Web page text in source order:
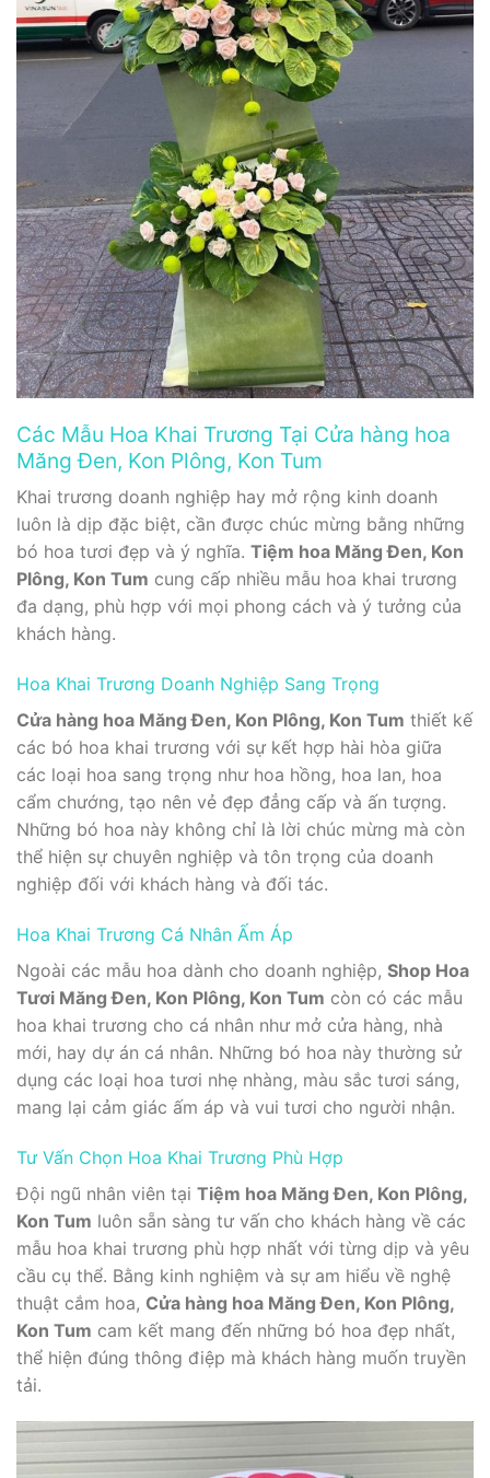
Các Mẫu Hoa Khai Trương Tại Cửa hàng hoa
Măng Đen, Kon Plông, Kon Tum
Khai trương doanh nghiệp hay mở rộng kinh doanh
luôn là dịp đặc biệt, cần được chúc mừng bằng những
bó hoa tươi đẹp và ý nghĩa. Tiệm hoa Măng Đen, Kon
Plông, Kon Tum cung cấp nhiều mẫu hoa khai trương
đa dạng, phù hợp với mọi phong cách và ý tưởng của
khách hàng.
Hoa Khai Trương Doanh Nghiệp Sang Trọng
Cửa hàng hoa Măng Đen, Kon Plông, Kon Tum thiết kế
các bó hoa khai trương với sự kết hợp hài hòa giữa
các loại hoa sang trọng như hoa hồng, hoa lan, hoa
cẩm chướng, tạo nên vẻ đẹp đẳng cấp và ấn tượng.
Những bó hoa này không chỉ là lời chúc mừng mà còn
thể hiện sự chuyên nghiệp và tôn trọng của doanh
nghiệp đối với khách hàng và đối tác.
Hoa Khai Trương Cá Nhân Ấm Áp
Ngoài các mẫu hoa dành cho doanh nghiệp, Shop Hoa
Tươi Măng Đen, Kon Plông, Kon Tum còn có các mẫu
hoa khai trương cho cá nhân như mở cửa hàng, nhà
mới, hay dự án cá nhân. Những bó hoa này thường sử
dụng các loại hoa tươi nhẹ nhàng, màu sắc tươi sáng,
mang lại cảm giác ấm áp và vui tươi cho người nhận.
Tư Vấn Chọn Hoa Khai Trương Phù Hợp
Đội ngũ nhân viên tại Tiệm hoa Măng Đen, Kon Plông,
Kon Tum luôn sẵn sàng tư vấn cho khách hàng về các
mẫu hoa khai trương phù hợp nhất với từng dịp và yêu
cầu cụ thể. Bằng kinh nghiệm và sự am hiểu về nghệ
thuật cắm hoa, Cửa hàng hoa Măng Đen, Kon Plông,
Kon Tum cam kết mang đến những bó hoa đẹp nhất,
thể hiện đúng thông điệp mà khách hàng muốn truyền
tải.